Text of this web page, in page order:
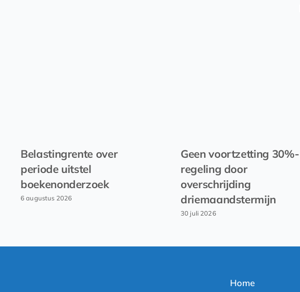
Belastingrente over
periode uitstel
boekenonderzoek
6 augustus 2026
Geen voortzetting 30%-
regeling door
overschrijding
driemaandstermijn
30 juli 2026
Home